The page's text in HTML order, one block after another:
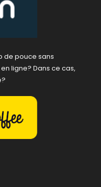
de pouce sans
ligne? Dans ce cas,